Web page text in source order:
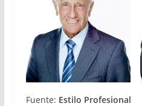
Fuente: Estilo Profesional